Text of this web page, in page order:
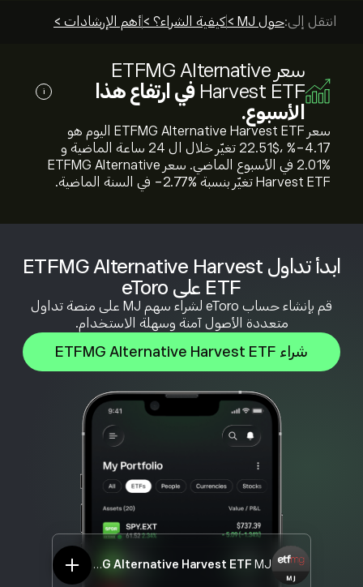
ابدأ تداول ETFMG Alternative Harvest
ETF على eToro
قم بإنشاء حساب eToro لشراء سهم MJ على منصة تداول
متعددة الأصول آمنة وسهلة الاستخدام.
شراء ETFMG Alternative Harvest ETF
ETFMG Alternative Harvest ETF MJ
انتقل إلى:حول MJ > كيفية الشراء؟ >أهم الإرشادات >
سعر ETFMG Alternative
Harvest ETF في ارتفاع هذا
الأسبوع.
i
سعر ETFMG Alternative Harvest ETF اليوم هو
22.51‎$‎، %‎-4.17‎ تغيّر خلال ال 24 ساعة الماضية و
%‎2.01‎ في الأسبوع الماضي. سعر ETFMG Alternative
Harvest ETF تغيّر بنسبة %‎-2.77‎ في السنة الماضية.